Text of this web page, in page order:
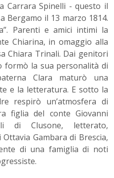
Carrara Spinelli - questo il
Bergamo il 13 marzo 1814.
Parenti e amici intimi la
Chiarina, in omaggio alla
Chiara Trinali. Dai genitori
formò la sua personalità di
Clara maturò una
e la letteratura. E sotto la
respirò un’atmosfera di
figlia del conte Giovanni
di Clusone, letterato,
Gambara di Brescia,
di una famiglia di noti